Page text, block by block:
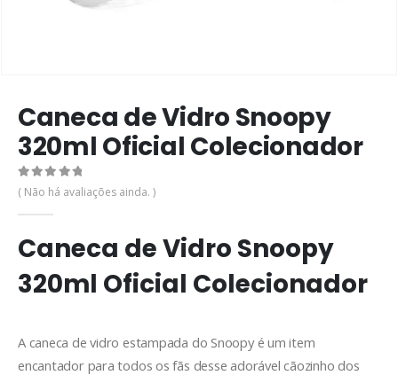
Caneca de Vidro Snoopy
320ml Oficial Colecionador
0 de 5
( Não há avaliações ainda. )
Caneca de Vidro Snoopy
320ml Oficial Colecionador
A caneca de vidro estampada do Snoopy é um item
encantador para todos os fãs desse adorável cãozinho dos